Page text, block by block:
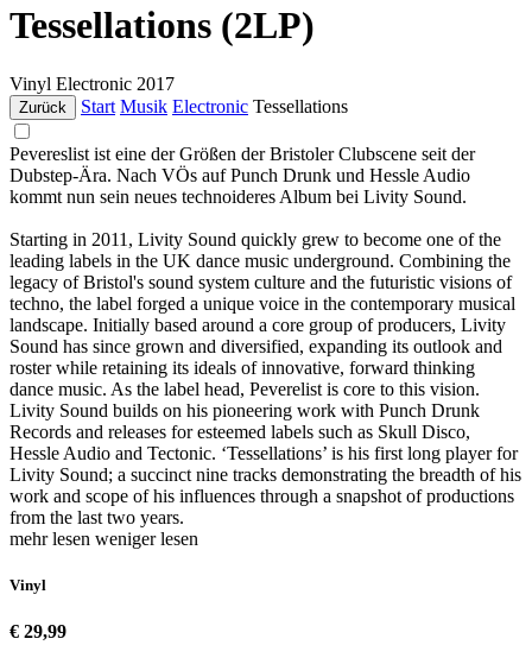
Tessellations (2LP)
Vinyl Electronic 2017
Zurück Start Musik Electronic Tessellations
Pevereslist ist eine der Größen der Bristoler Clubscene seit der
Dubstep-Ära. Nach VÖs auf Punch Drunk und Hessle Audio
kommt nun sein neues technoideres Album bei Livity Sound.
Starting in 2011, Livity Sound quickly grew to become one of the
leading labels in the UK dance music underground. Combining the
legacy of Bristol's sound system culture and the futuristic visions of
techno, the label forged a unique voice in the contemporary musical
landscape. Initially based around a core group of producers, Livity
Sound has since grown and diversified, expanding its outlook and
roster while retaining its ideals of innovative, forward thinking
dance music. As the label head, Peverelist is core to this vision.
Livity Sound builds on his pioneering work with Punch Drunk
Records and releases for esteemed labels such as Skull Disco,
Hessle Audio and Tectonic. ‘Tessellations’ is his first long player for
Livity Sound; a succinct nine tracks demonstrating the breadth of his
work and scope of his influences through a snapshot of productions
from the last two years.
mehr lesen weniger lesen
Vinyl
€ 29,99